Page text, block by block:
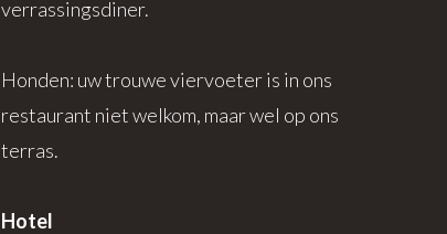
verrassingsdiner.
Honden: uw trouwe viervoeter is in ons
restaurant niet welkom, maar wel op ons
terras.
Hotel